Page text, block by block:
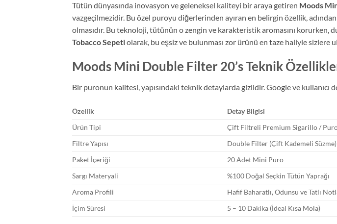
Tütün dünyasında inovasyon ve geleneksel kaliteyi bir araya getiren Moods
vazgeçilmezidir. Bu özel puroyu diğerlerinden ayıran en belirgin özellik,
olmasıdır. Bu teknoloji, tütünün o zengin ve karakteristik aromasını korurken,
Tobacco Sepetiolarak, bu eşsiz ve bulunması zor ürünü en taze haliyle sizlere
Moods Mini Double Filter 20’s Teknik
Bir puronun kalitesi, yapısındaki teknik detaylarda gizlidir. Google ve kullanıcı
Özellik
Detay Bilgisi
Ürün Tipi
Çift Filtreli Premium Sigarillo /
Filtre Yapısı
Double Filter (Çift Kademeli Süzme)
Paket İçeriği
20 Adet Mini Puro
Sargı Materyali
%100 Doğal Seçkin Tütün Yaprağı
Aroma Profili
Hafif Baharatlı, Odunsu ve Tatlı
İçim Süresi
5 – 10 Dakika (İdeal Kısa Mola)